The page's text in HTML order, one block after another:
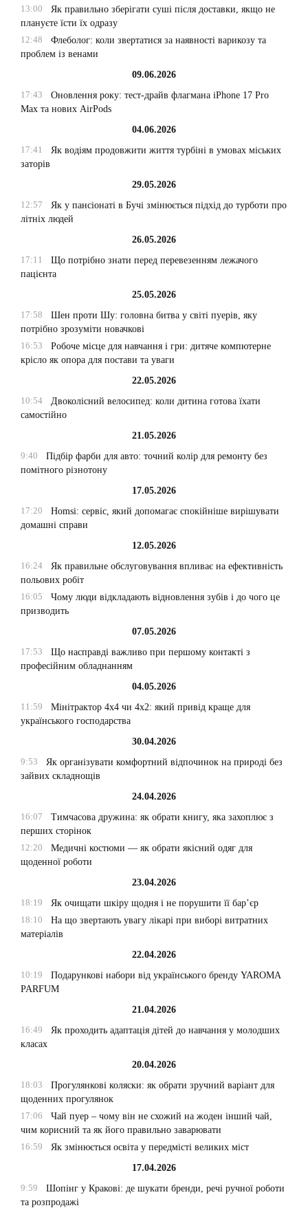
13:00
Як правильно зберігати суші після доставки, якщо не
плануєте їсти їх одразу
12:48
Флеболог: коли звертатися за наявності варикозу та
проблем із венами
09.06.2026
17:43
Оновлення року: тест-драйв флагмана iPhone 17 Pro
Max та нових AirPods
04.06.2026
17:41
Як водіям продовжити життя турбіні в умовах міських
заторів
29.05.2026
12:57
Як у пансіонаті в Бучі змінюється підхід до турботи про
літніх людей
26.05.2026
17:11
Що потрібно знати перед перевезенням лежачого
пацієнта
25.05.2026
17:58
Шен проти Шу: головна битва у світі пуерів, яку
потрібно зрозуміти новачкові
16:53
Робоче місце для навчання і гри: дитяче компютерне
крісло як опора для постави та уваги
22.05.2026
10:54
Двоколісний велосипед: коли дитина готова їхати
самостійно
21.05.2026
9:40
Підбір фарби для авто: точний колір для ремонту без
помітного різнотону
17.05.2026
17:20
Homsi: сервіс, який допомагає спокійніше вирішувати
домашні справи
12.05.2026
16:24
Як правильне обслуговування впливає на ефективність
польових робіт
16:05
Чому люди відкладають відновлення зубів і до чого це
призводить
07.05.2026
17:53
Що насправді важливо при першому контакті з
професійним обладнанням
04.05.2026
11:59
Мінітрактор 4х4 чи 4х2: який привід краще для
українського господарства
30.04.2026
9:53
Як організувати комфортний відпочинок на природі без
зайвих складнощів
24.04.2026
16:07
Тимчасова дружина: як обрати книгу, яка захоплює з
перших сторінок
12:20
Медичні костюми — як обрати якісний одяг для
щоденної роботи
23.04.2026
18:19
Як очищати шкіру щодня і не порушити її бар’єр
18:10
На що звертають увагу лікарі при виборі витратних
матеріалів
22.04.2026
10:19
Подарункові набори від українського бренду YAROMA
PARFUM
21.04.2026
16:49
Як проходить адаптація дітей до навчання у молодших
класах
20.04.2026
18:03
Прогулянкові коляски: як обрати зручний варіант для
щоденних прогулянок
17:06
Чай пуер – чому він не схожий на жоден інший чай,
чим корисний та як його правильно заварювати
16:59
Як змінюється освіта у передмісті великих міст
17.04.2026
9:59
Шопінг у Кракові: де шукати бренди, речі ручної роботи
та розпродажі